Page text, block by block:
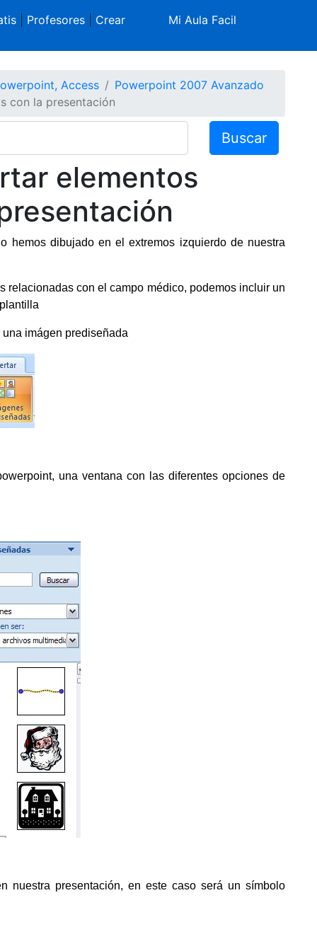
| Profesores| Crear Mi Aula Facil
Access
Powerpoint 2007 Avanzado
con la presentación
Buscar
elementos
hemos dibujado en el extremos izquierdo de nuestra
relacionadas con el campo médico, podemos incluir un
imágen prediseñada
una ventana con las diferentes opciones de
nuestra presentación, en este caso será un símbolo